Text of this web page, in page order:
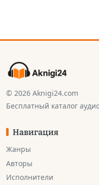
© 2026 Aknigi24.com
Бесплатный каталог
Навигация
Жанры
Авторы
Исполнители